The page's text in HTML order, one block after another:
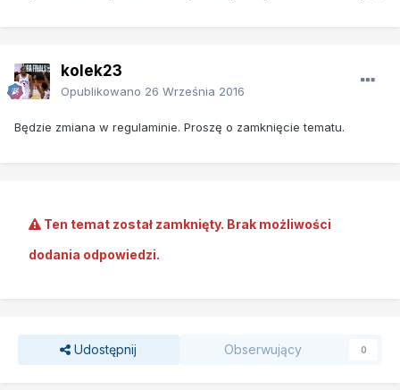
kolek23
Opublikowano 26 Września 2016
Będzie zmiana w regulaminie. Proszę o zamknięcie tematu.
Ten temat został zamknięty. Brak możliwości
dodania odpowiedzi.
Udostępnij Obserwujący 0